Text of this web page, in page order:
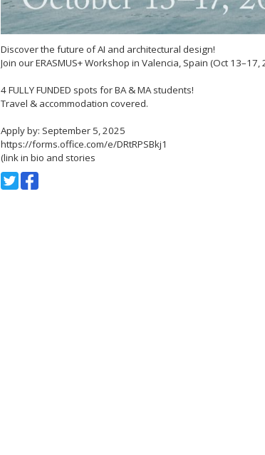
Discover the future of AI and architectural design!
Join our ERASMUS+ Workshop in Valencia, Spain (Oct
4 FULLY FUNDED spots for BA & MA students!
Travel & accommodation covered.
Apply by: September 5, 2025
https://forms.office.com/e/DRtRPSBkj1
(link in bio and stories